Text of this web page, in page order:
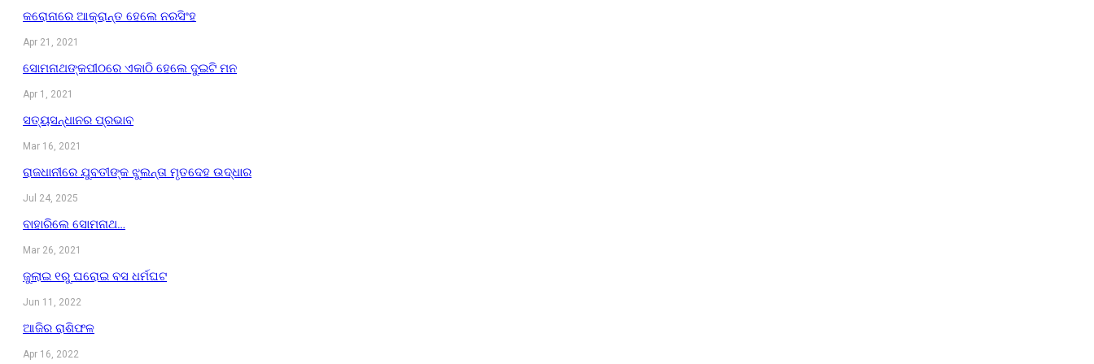
କରୋନାରେ ଆକ୍ରାନ୍ତ ହେଲେ ନରସିଂହ
Apr 21, 2021
ସୋମନାଥଙ୍କପୀଠରେ ଏକାଠି ହେଲେ ଦୁଇଟି ମନ
Apr 1, 2021
ସତ୍ୟସନ୍ଧାନର ପ୍ରଭାବ
Mar 16, 2021
ରାଜଧାନୀରେ ଯୁବତୀଙ୍କ ଝୁଲନ୍ତା ମୃତଦେହ ଉଦ୍ଧାର
Jul 24, 2025
ବାହାରିଲେ ସୋମନାଥ…
Mar 26, 2021
ଜୁଲାଇ ୧ରୁ ଘରୋଇ ବସ ଧର୍ମଘଟ
Jun 11, 2022
ଆଜିର ରାଶିଫଳ
Apr 16, 2022